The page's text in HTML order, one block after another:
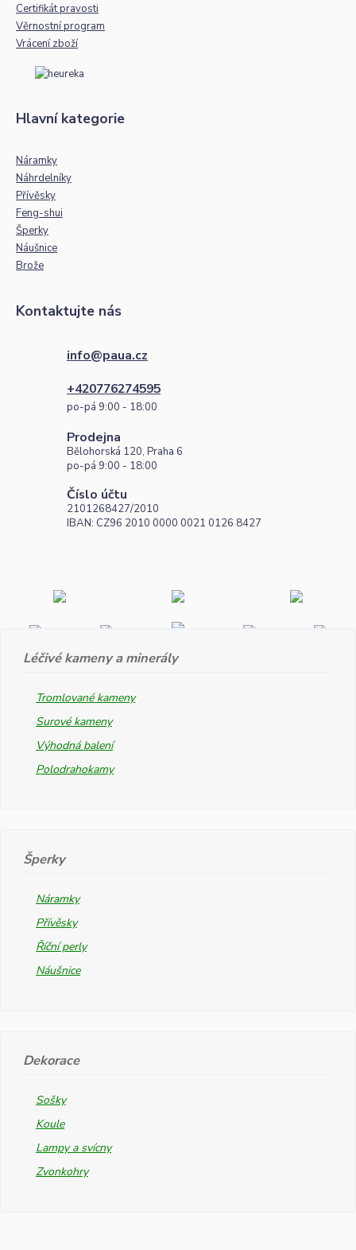
Certifikát pravosti
Věrnostní program
Vrácení zboží
Hlavní kategorie
Náramky
Náhrdelníky
Přívěsky
Feng-shui
Šperky
Náušnice
Brože
Kontaktujte nás
info@paua.cz
+420776274595
po-pá 9:00 - 18:00
Prodejna
Bělohorská 120, Praha 6
po-pá 9:00 - 18:00
Číslo účtu
2101268427/2010
IBAN: CZ96 2010 0000 0021 0126 8427
Léčivé kameny a minerály
Tromlované kameny
Surové kameny
Výhodná balení
Polodrahokamy
Šperky
Náramky
Přívěsky
Říční perly
Náušnice
Dekorace
Sošky
Koule
Lampy a svícny
Zvonkohry